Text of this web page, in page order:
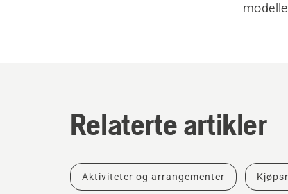
Relaterte artikler
Aktiviteter og arrangementer